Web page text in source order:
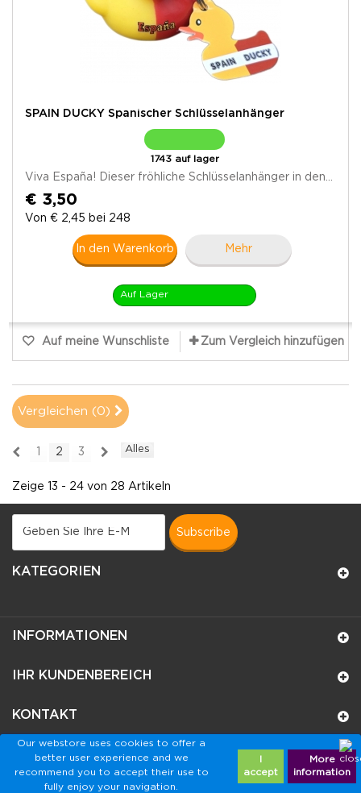
Our webstore uses cookies to offer a
better user experience and we
recommend you to accept their use to
fully enjoy your navigation.
accept
More
information
SPAIN DUCKY Spanischer Schlüsselanhänger
1743 auf lager
Viva España! Dieser fröhliche Schlüsselanhänger in den...
€ 3,50
Von € 2,45 bei 248
In den Warenkorb Mehr
Auf Lager
Auf meine Wunschliste Zum Vergleich hinzufügen
Vergleichen (0)
Alles
2 3
Zeige 13 - 24 von 28 Artikeln
subscribe
KATEGORIEN
INFORMATIONEN
© 2026 - De Badeendwinkel™
IHR KUNDENBEREICH
KONTAKT